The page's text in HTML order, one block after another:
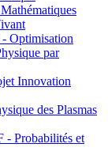
Optimisation
par
Innovation
des Plasmas
Probabilités et